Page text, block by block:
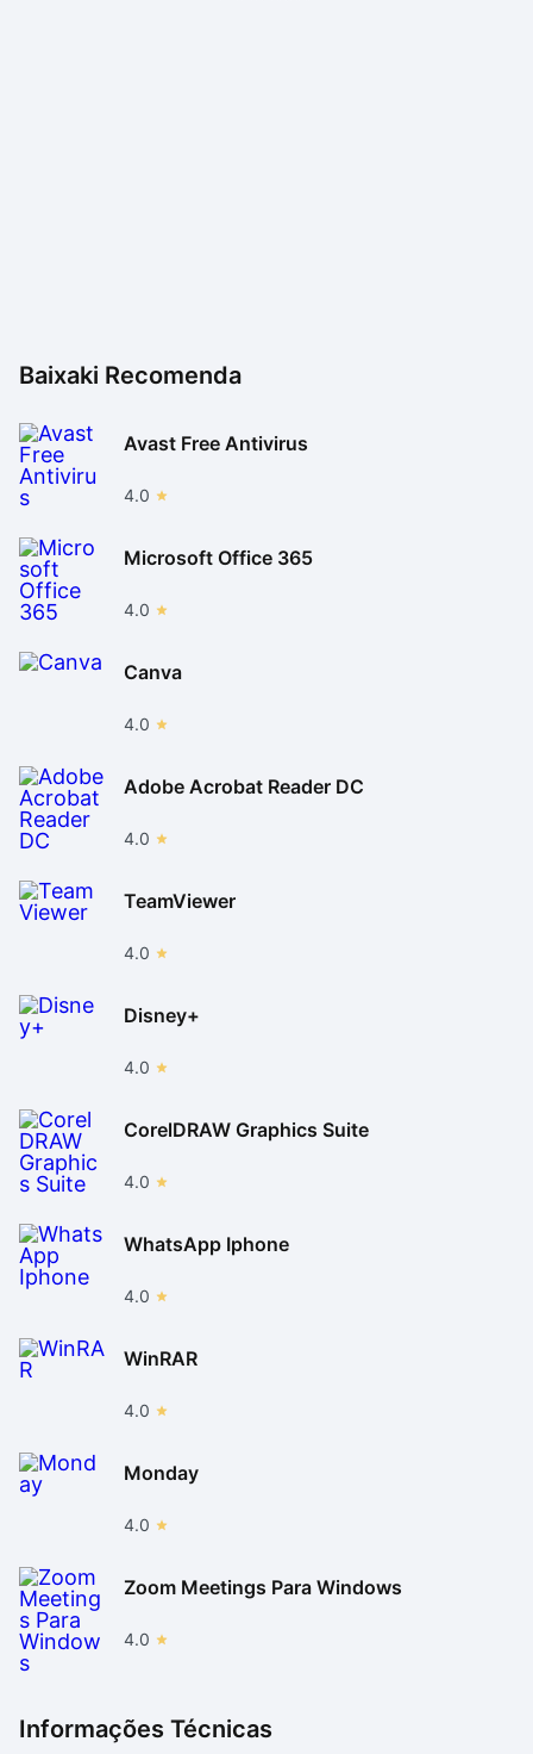
Baixaki Recomenda
Avast Free Antivirus
4.0
Microsoft Office 365
4.0
Canva
4.0
Adobe Acrobat Reader DC
4.0
TeamViewer
4.0
Disney+
4.0
CorelDRAW Graphics Suite
4.0
WhatsApp Iphone
4.0
WinRAR
4.0
Monday
4.0
Zoom Meetings Para Windows
4.0
Informações Técnicas